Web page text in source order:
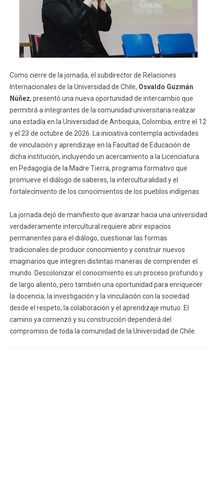
Como cierre de la jornada, el subdirector de Relaciones
Internacionales de la Universidad de Chile, Osvaldo Guzmán
Núñez, presentó una nueva oportunidad de intercambio que
permitirá a integrantes de la comunidad universitaria realizar
una estadía en la Universidad de Antioquia, Colombia, entre el 12
y el 23 de octubre de 2026. La iniciativa contempla actividades
de vinculación y aprendizaje en la Facultad de Educación de
dicha institución, incluyendo un acercamiento a la Licenciatura
en Pedagogía de la Madre Tierra, programa formativo que
promueve el diálogo de saberes, la interculturalidad y el
fortalecimiento de los conocimientos de los pueblos indígenas.
La jornada dejó de manifiesto que avanzar hacia una universidad
verdaderamente intercultural requiere abrir espacios
permanentes para el diálogo, cuestionar las formas
tradicionales de producir conocimiento y construir nuevos
imaginarios que integren distintas maneras de comprender el
mundo. Descolonizar el conocimiento es un proceso profundo y
de largo aliento, pero también una oportunidad para enriquecer
la docencia, la investigación y la vinculación con la sociedad
desde el respeto, la colaboración y el aprendizaje mutuo. El
camino ya comenzó y su construcción dependerá del
compromiso de toda la comunidad de la Universidad de Chile.